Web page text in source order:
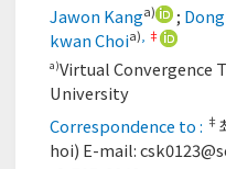
Jawon Kanga) ;
kwan Choia) ‡
a)Virtual Convergence
University
Correspondence to : ‡
hoi) E-mail: